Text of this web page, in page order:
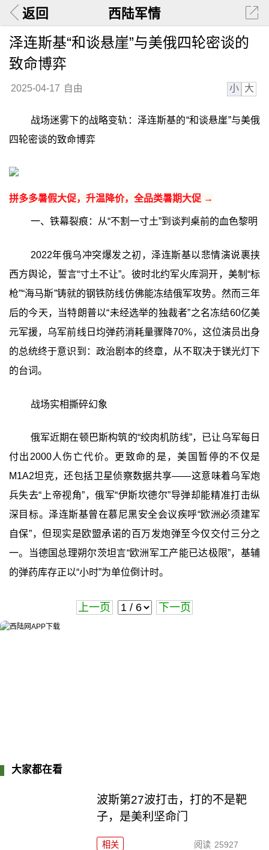
返回 西陆军情
泽连斯基“和谈悬崖”与美俄四轮密谈的
致命博弈
2025-04-17 自由 小 大
战场迷雾下的战略变轨：泽连斯基的“和谈悬崖”与美俄
四轮密谈的致命博弈
拼多多暑假大促，升温降价，全品类暑期大促 →
一、铁幕裂痕：从“不割一寸土”到谈判桌前的血色黎明
2022年俄乌冲突爆发之初，泽连斯基以悲情演说裹挟
西方舆论，誓言“寸土不让”。彼时北约军火库洞开，美制“标
枪”“海马斯”铸就的钢铁防线仿佛能冻结俄军攻势。然而三年
后的今天，当特朗普以“未经选举的独裁者”之名冻结60亿美
元军援，乌军前线日均弹药消耗量骤降70%，这位演员出身
的总统终于意识到：政治剧本的终章，从不取决于镁光灯下
的台词。
战场实相撕碎幻象
俄军近期在顿巴斯构筑的“绞肉机防线”，已让乌军每日
付出2000人伤亡代价。更致命的是，美国暂停的不仅是
M1A2坦克，还包括卫星侦察数据共享——这意味着乌军炮
兵失去“上帝视角”，俄军“伊斯坎德尔”导弹却能精准打击纵
深目标。泽连斯基曾在慕尼黑安全会议疾呼“欧洲必须建军
自保”，但现实是欧盟承诺的百万发炮弹至今仅交付三分之
一。当德国总理朔尔茨坦言“欧洲军工产能已达极限”，基辅
的弹药库存正以“小时”为单位倒计时。
上一页 下一页
大家都在看
波斯第27波打击，打的不是靶
子，是美利坚命门
相关 阅读 25927